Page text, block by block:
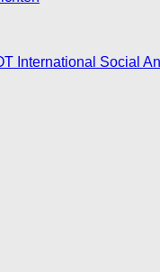
International Social